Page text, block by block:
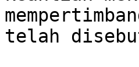
telah